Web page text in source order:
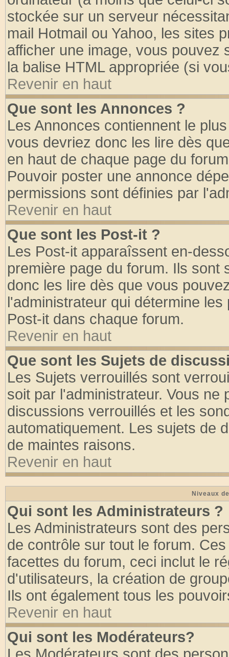
stockée sur un serveur
mail Hotmail ou Yahoo, les sites
afficher une image, vous pouvez
la balise HTML appropriée (si
Revenir en haut
Que sont les Annonces ?
Les Annonces contiennent le
vous devriez donc les lire dès
en haut de chaque page du
Pouvoir poster une annonce
permissions sont définies par
Revenir en haut
Que sont les Post-it ?
Les Post-it apparaîssent en-
première page du forum. Ils
donc les lire dès que vous
l'administrateur qui détermine
Post-it dans chaque forum.
Revenir en haut
Que sont les Sujets de
Les Sujets verrouillés sont
soit par l'administrateur. Vous
discussions verrouillés et les
automatiquement. Les sujets de
de maintes raisons.
Revenir en haut
Niveaux
Qui sont les Administrateurs ?
Les Administrateurs sont des
de contrôle sur tout le forum.
facettes du forum, ceci inclut le
d'utilisateurs, la création de
Ils ont également tous les
Revenir en haut
Qui sont les Modérateurs?